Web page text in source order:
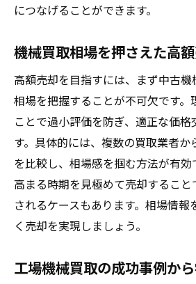
機械買取相場を見て賢く効
工場機械の一括売却で得す
め
古い機械でも価値が出る買取
古い機械買取で価値を高
ンス術
中古機械買取ランキング
れる理由
機械の稼働状態が買取査
は
口コミで評価される古い
介
につなげることができます。
機械買取相場を押さえた高
高額売却を目指すには、まず中古
相場を把握することが不可欠です。
ことで過小評価を防ぎ、適正な価
す。具体的には、複数の買取業者
を比較し、相場感を掴む方法が有効
高まる時期を見極めて売却すること
されるケースもあります。相場情報
く売却を実現しましょう。
工場機械買取の成功事例か